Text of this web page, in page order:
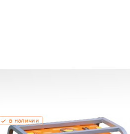
в наличии